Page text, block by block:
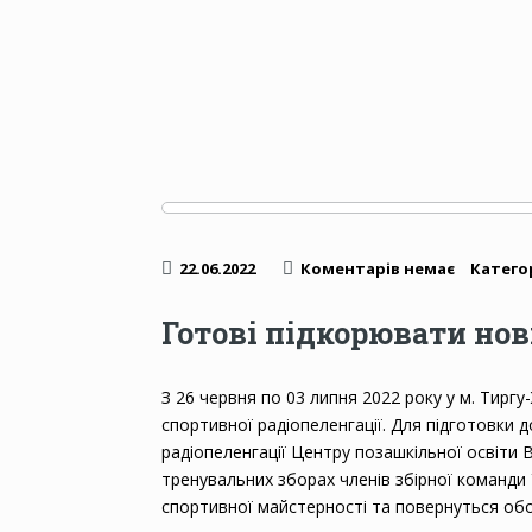
22.06.2022 Коментарів немає
Готові підкорювати
З 26 червня по 03 липня 2022 року у м.
спортивної радіопеленгації. Для підготовки
радіопеленгації Центру позашкільної
тренувальних зборах членів збірної
спортивної майстерності та повернуться